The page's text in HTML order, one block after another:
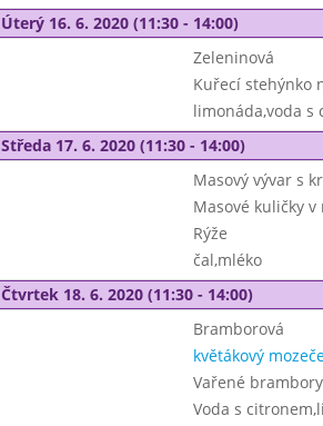
Úterý 16. 6. 2020 (11:30 - 14:00)
Zeleninová
Kuřecí stehýnko
limonáda,voda s
Středa 17. 6. 2020 (11:30 - 14:00)
Masový vývar s
Masové kuličky v
Rýže
čal,mléko
Čtvrtek 18. 6. 2020 (11:30 - 14:00)
Bramborová
květákový
Vařené brambory
Voda s